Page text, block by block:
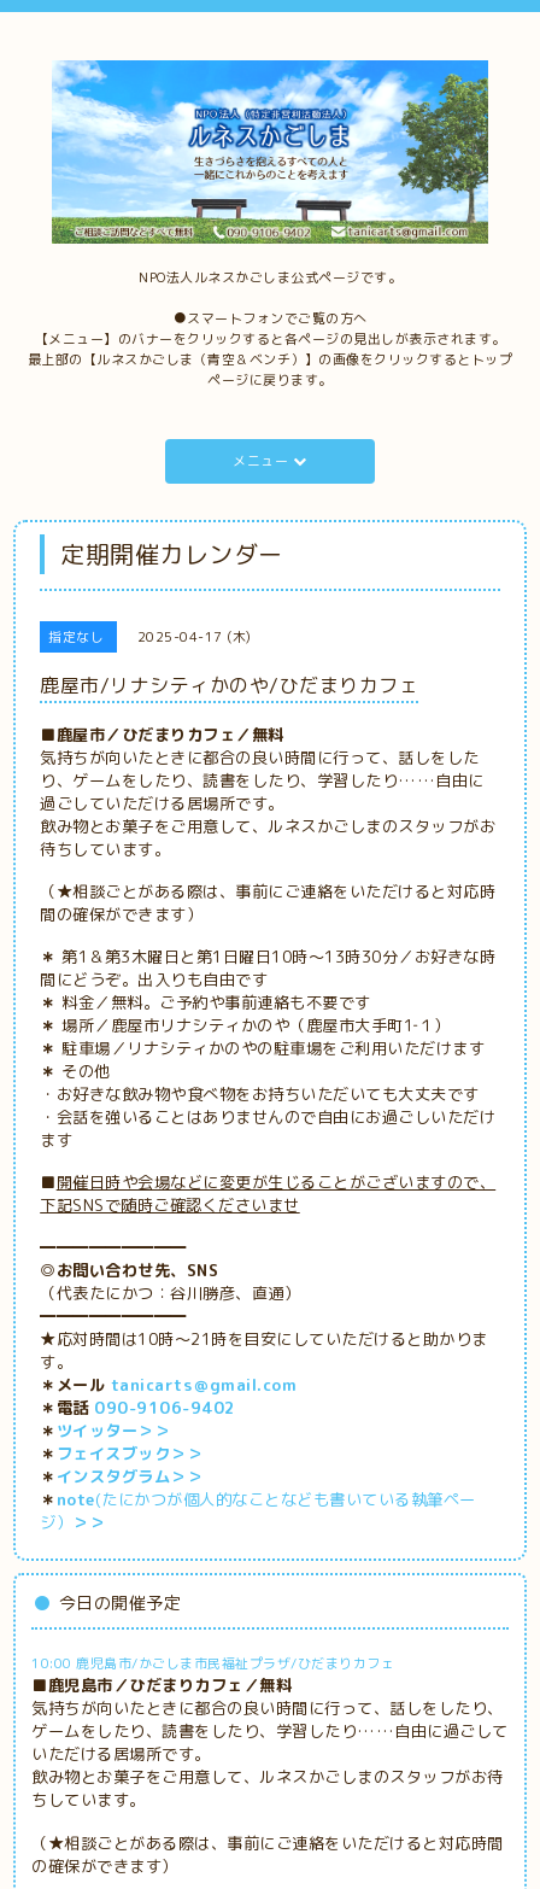
NPO法人ルネスかごしま公式ページです。
●スマートフォンでご覧の方へ
【メニュー】のバナーをクリックすると各ページの見出しが表示されます。
最上部の【ルネスかごしま（青空＆ベンチ）】の画像をクリックするとトップ
ページに戻ります。
メニュー
定期開催カレンダー
指定なし 2025-04-17 (木)
鹿屋市/リナシティかのや/ひだまりカフェ
■鹿屋市／ひだまりカフェ／無料
気持ちが向いたときに都合の良い時間に行って、話しをした
り、ゲームをしたり、読書をしたり、学習したり……自由に
過ごしていただける居場所です。
飲み物とお菓子をご用意して、ルネスかごしまのスタッフがお
待ちしています。
（★相談ごとがある際は、事前にご連絡をいただけると対応時
間の確保ができます）
＊ 第1＆第3木曜日と第1日曜日10時～13時30分／お好きな時
間にどうぞ。出入りも自由です
＊ 料金／無料。ご予約や事前連絡も不要です
＊ 場所／鹿屋市リナシティかのや（鹿屋市大手町1‐１）
＊ 駐車場／リナシティかのやの駐車場をご利用いただけます
＊ その他
・お好きな飲み物や食べ物をお持ちいただいても大丈夫です
・会話を強いることはありませんので自由にお過ごしいただけ
ます
■開催日時や会場などに変更が生じることがございますので、
下記SNSで随時ご確認くださいませ
━━━━━━━━━
◎お問い合わせ先、SNS
（代表たにかつ：谷川勝彦、直通）
━━━━━━━━━
★応対時間は10時～21時を目安にしていただけると助かりま
す。
＊メール tanicarts＠gmail.com
＊電話 090-9106-9402
＊ ツイッター＞＞
＊ フェイスブック＞＞
＊ インスタグラム＞＞
＊ note(たにかつが個人的なことなども書いている執筆ペー
ジ）
＞＞
今日の開催予定
10:00 鹿児島市/かごしま市民福祉プラザ/ひだまりカフェ
■鹿児島市／ひだまりカフェ／無料
気持ちが向いたときに都合の良い時間に行って、話しをしたり、
ゲームをしたり、読書をしたり、学習したり……自由に過ごして
いただける居場所です。
飲み物とお菓子をご用意して、ルネスかごしまのスタッフがお待
ちしています。
（★相談ごとがある際は、事前にご連絡をいただけると対応時間
の確保ができます）